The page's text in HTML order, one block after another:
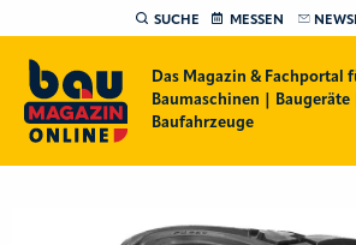
SUCHE MESSEN
Das Magazin & Fachportal
Baumaschinen | Baugeräte |
Baufahrzeuge